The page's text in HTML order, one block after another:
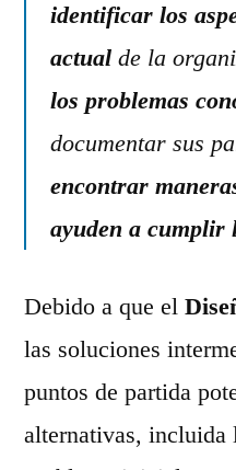
identificar los
actual de la
los problemas
documentar sus
encontrar
ayuden a cumplir
Debido a que el
las soluciones
puntos de partida
alternativas,